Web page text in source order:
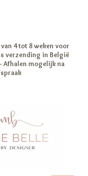
4 tot 8 weken voor
verzending in België
Afhalen mogelijk na